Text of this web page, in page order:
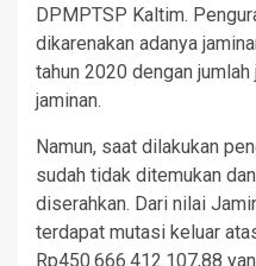
DPMPTSP Kaltim.
dikarenakan adanya
tahun 2020 dengan
jaminan.
Namun, saat dilakukan
sudah tidak ditemukan
diserahkan. Dari nilai
terdapat mutasi keluar
Rp450.666.412.107,88